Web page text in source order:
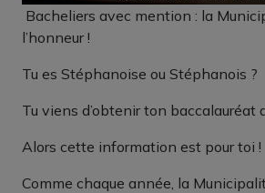
Bacheliers avec mention : la
l’honneur !
Tu es Stéphanoise ou Stéphanois ?
Tu viens d’obtenir ton baccalauréat
Alors cette information est pour toi !
Comme chaque année, la